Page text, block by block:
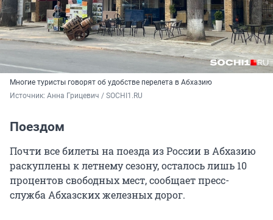
Многие туристы говорят об удобстве перелета в Абхазию
Источник: Анна Грицевич / SOCHI1.RU
Поездом
Почти все билеты на поезда из России в Абхазию
раскуплены к летнему сезону, осталось лишь 10
процентов свободных мест, сообщает пресс-
служба Абхазских железных дорог.